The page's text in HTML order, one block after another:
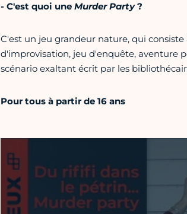
- C'est quoi une Murder Party?
C'est un jeu grandeur nature, qui
d'improvisation, jeu d'enquête, aventure
scénario exaltant écrit par les
Pour tous à partir de 16 ans